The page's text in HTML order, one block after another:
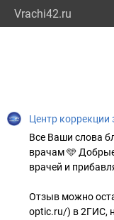
Vrachi42.ru
Центр коррекции
Все Ваши слова
врачам 🩵
врачей и
Отзыв можно
optic.ru/) в 2ГИС,